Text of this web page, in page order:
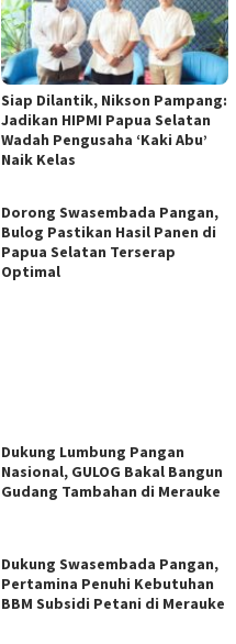
Siap Dilantik, Nikson Pampang:
Jadikan HIPMI Papua Selatan
Wadah Pengusaha ‘Kaki Abu’
Naik Kelas
Dorong Swasembada Pangan,
Bulog Pastikan Hasil Panen di
Papua Selatan Terserap
Optimal
Dukung Lumbung Pangan
Nasional, GULOG Bakal Bangun
Gudang Tambahan di Merauke
Dukung Swasembada Pangan,
Pertamina Penuhi Kebutuhan
BBM Subsidi Petani di Merauke